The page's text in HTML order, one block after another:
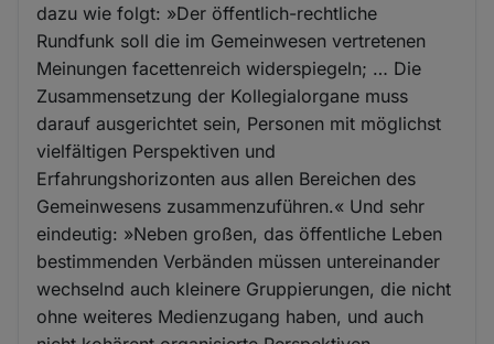
dazu wie folgt: »Der öffentlich-rechtliche
Rundfunk soll die im Gemeinwesen vertretenen
Meinungen facettenreich widerspiegeln; … Die
Zusammensetzung der Kollegialorgane muss
darauf ausgerichtet sein, Personen mit möglichst
vielfältigen Perspektiven und
Erfahrungshorizonten aus allen Bereichen des
Gemeinwesens zusammenzuführen.« Und sehr
eindeutig: »Neben großen, das öffentliche Leben
bestimmenden Verbänden müssen untereinander
wechselnd auch kleinere Gruppierungen, die nicht
ohne weiteres Medienzugang haben, und auch